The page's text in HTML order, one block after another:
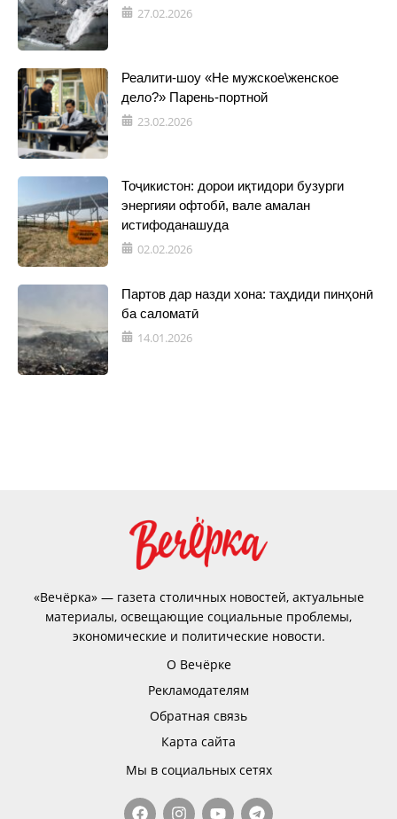
27.02.2026
Реалити-шоу «Не мужское\женское
дело?» Парень-портной
23.02.2026
Тоҷикистон: дорои иқтидори бузурги
энергияи офтобӣ, вале амалан
истифоданашуда
02.02.2026
Партов дар назди хона: таҳдиди пинҳонӣ
ба саломатӣ
14.01.2026
«Вечёрка» — газета столичных новостей, актуальные
материалы, освещающие социальные проблемы,
экономические и политические новости.
О Вечёрке
Рекламодателям
Обратная связь
Карта сайта
Мы в социальных сетях